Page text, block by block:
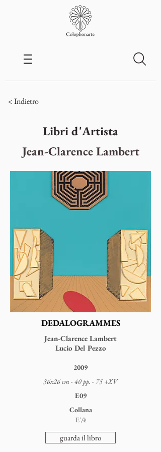
< Indietro
Jean-Clarence Lambert
DEDALOGRAMMES
guarda il libro
Jean-Clarence Lambert
Lucio Del Pezzo
36x26 cm - 40 pp. - 75 +XV
2009
E09
E'/è
Collana
Libri d'Artista